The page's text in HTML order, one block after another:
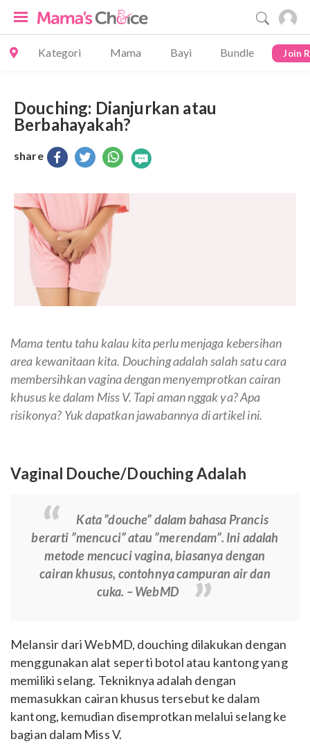
Kategori Mama Bayi Bundle Join
Douching: Dianjurkan atau
Berbahayakah?
share
Mama tentu tahu kalau kita perlu menjaga kebersihan
area kewanitaan kita. Douching adalah salah satu cara
membersihkan vagina dengan menyemprotkan cairan
khusus ke dalam Miss V. Tapi aman nggak ya? Apa
risikonya? Yuk dapatkan jawabannya di artikel ini.
Vaginal Douche/Douching Adalah
Kata ”douche” dalam bahasa Prancis
berarti ”mencuci” atau ”merendam”. Ini adalah
metode mencuci vagina, biasanya dengan
cairan khusus, contohnya campuran air dan
cuka. – WebMD
Melansir dari WebMD, douching dilakukan dengan
menggunakan alat seperti botol atau kantong yang
memiliki selang. Tekniknya adalah dengan
memasukkan cairan khusus tersebut ke dalam
kantong, kemudian disemprotkan melalui selang ke
bagian dalam Miss V.